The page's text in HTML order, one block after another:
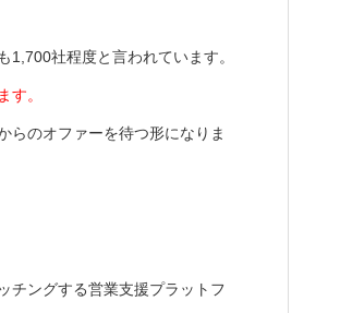
社程度と言われています。
す。
らのオファーを待つ形になりま
チングする営業支援プラットフ